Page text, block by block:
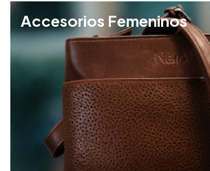
Accesorios Femeninos